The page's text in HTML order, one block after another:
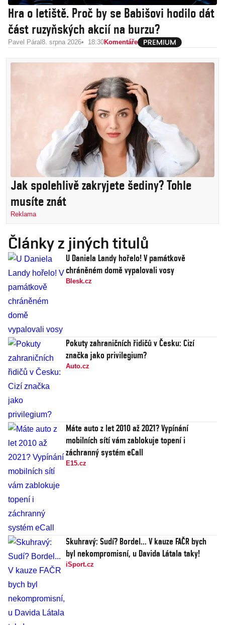
Hra o letiště. Proč by se Babišovi hodilo dát
část ruzyňských akcií na burzu?
Pavel Páral 8. srpna 2026 18:30Komentáře
Jak spolehlivě zakryjete šediny? Tohle
musíte znát
Reklama
Články z jiných titulů
U Daniela Landy hořelo! V památkově
chráněném domě vypalovali vosy
Blesk.cz
Pokuty zahraničních řidičů v Česku: Cizí
značka jako privilegium?
Auto.cz
Máte auto z let 2010 až 2021? Vypínání
mobilních sítí vám zablokuje topení i
záchranný systém eCall
E15.cz
Skuhravý: Sudí? Bordel... V kauze FAČR bych
byl nekompromisní, u Davida Látala taky!
iSport.cz